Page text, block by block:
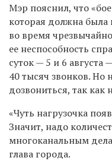
Мэр пояснил, что
которая должна
во время
ее неспособность
суток — 5 и 6 августа
40 тысяч звонков. Но
дозвониться, так как
«Чуть нагрузочка
Значит, надо
многоканальным
глава города.